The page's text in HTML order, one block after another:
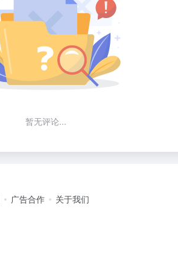
暂无评论...
广告合作 关于我们